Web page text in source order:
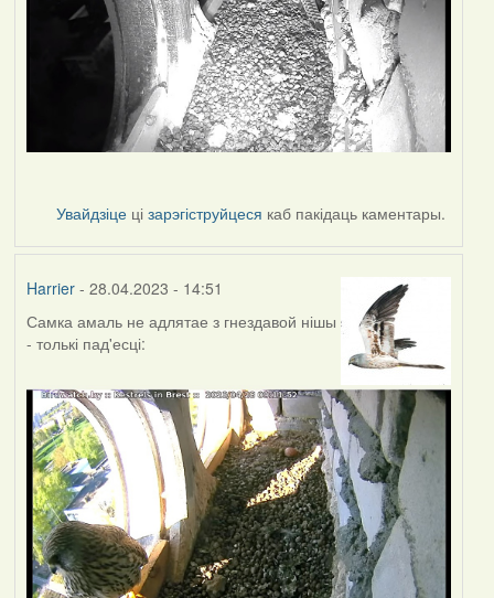
Увайдзіце цізарэгіструйцеся каб пакідаць каментары.
Harrier- 28.04.2023 - 14:51
Самка амаль не адлятае з гнездавой нішы
- толькі пад'есці: